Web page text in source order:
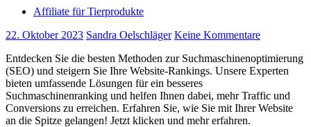
Affiliate für Tierprodukte
22. Oktober 2023 Sandra Oelschläger Keine Kommentare
Entdecken Sie die besten Methoden zur Suchmaschinenoptimierung
(SEO) und steigern Sie Ihre Website-Rankings. Unsere Experten
bieten umfassende Lösungen für ein besseres
Suchmaschinenranking und helfen Ihnen dabei, mehr Traffic und
Conversions zu erreichen. Erfahren Sie, wie Sie mit Ihrer Website
an die Spitze gelangen! Jetzt klicken und mehr erfahren.